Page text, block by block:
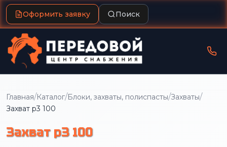
Оформить заявку Поиск
Главная/Каталог/Блоки, захваты, полиспасты/Захваты/
Захват p3 100
Захват p3 100